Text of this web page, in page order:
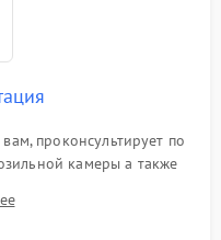
проконсультирует по
камеры а также